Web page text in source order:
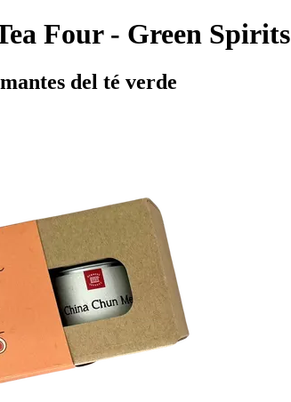
Four - Green Spirits
del té verde